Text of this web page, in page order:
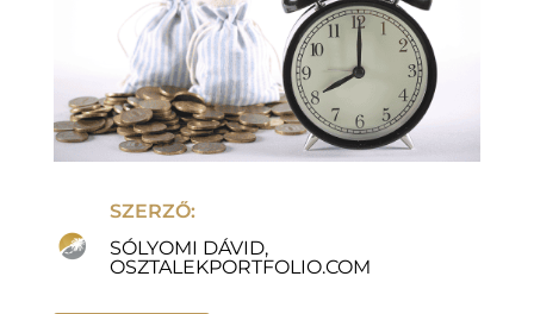
SZERZŐ:
SÓLYOMI DÁVID,
OSZTALEKPORTFOLIO.COM